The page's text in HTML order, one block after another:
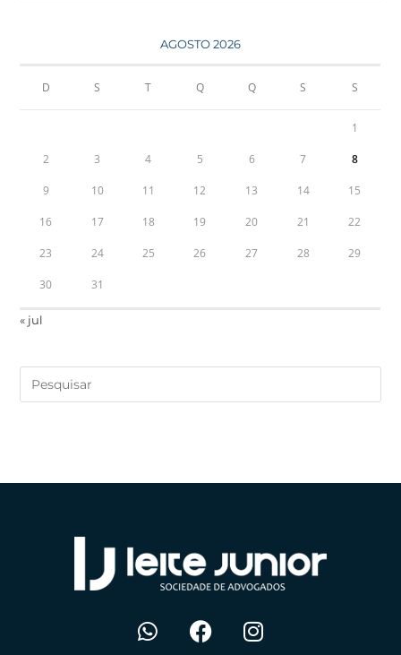
AGOSTO 2026
D S T Q Q S S
1
2 3 4 5 6 7 8
9 10 11 12 13 14 15
16 17 18 19 20 21 22
23 24 25 26 27 28 29
30 31
« jul